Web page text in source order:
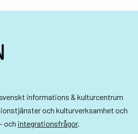
informations & kulturcentrum
och kulturverksamhet och
och integrationsfrågor.